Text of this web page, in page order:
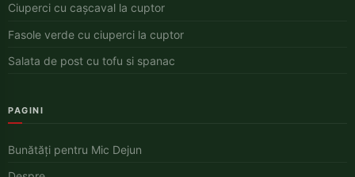
Ciuperci cu cașcaval la cuptor
Fasole verde cu ciuperci la cuptor
Salata de post cu tofu si spanac
PAGINI
Bunătăți pentru Mic Dejun